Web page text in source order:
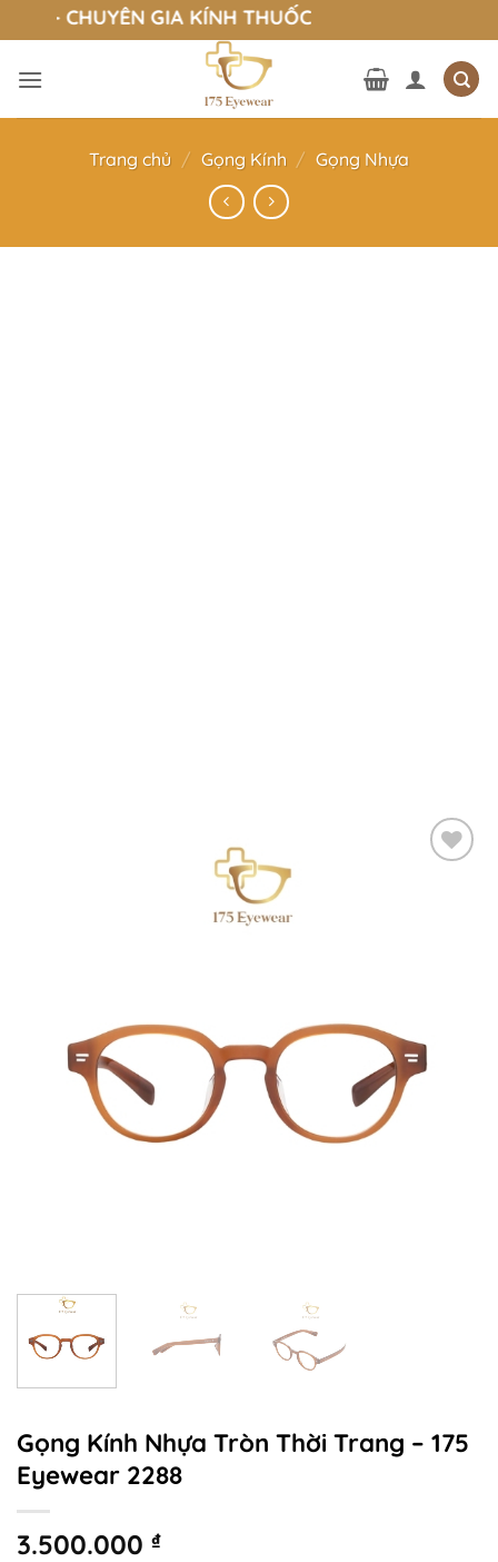
qua
nội
- CHUYÊN GIA KÍNH THUỐC
Trang chủ / Gọng Kính / Gọng Nhựa
Gọng Kính Nhựa Tròn Thời Trang – 175
Eyewear 2288
3.500.000 ₫